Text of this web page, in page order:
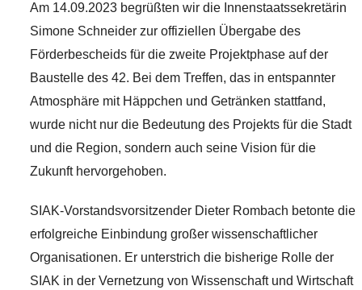
Am 14.09.2023 begrüßten wir die Innenstaatssekretärin
Simone Schneider zur offiziellen Übergabe des
Förderbescheids für die zweite Projektphase auf der
Baustelle des 42. Bei dem Treffen, das in entspannter
Atmosphäre mit Häppchen und Getränken stattfand,
wurde nicht nur die Bedeutung des Projekts für die Stadt
und die Region, sondern auch seine Vision für die
Zukunft hervorgehoben.
SIAK-Vorstandsvorsitzender Dieter Rombach betonte die
erfolgreiche Einbindung großer wissenschaftlicher
Organisationen. Er unterstrich die bisherige Rolle der
SIAK in der Vernetzung von Wissenschaft und Wirtschaft